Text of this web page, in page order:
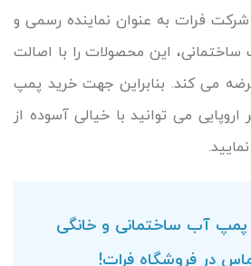
فرات به عنوان نماینده رسمی و
این محصولات را با اصالت
می کند. بنابراین جهت خرید پمپ
اروپایی می توانید با خیالی آسوده از
آب ساختمانی و خانگی
در فروشگاه فرات!